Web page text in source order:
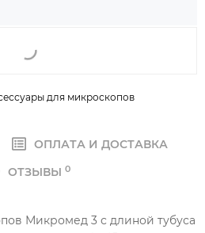
для микроскопов
ОПЛАТА И ДОСТАВКА
ОТЗЫВЫ 0
Микромед 3 с длиной тубуса